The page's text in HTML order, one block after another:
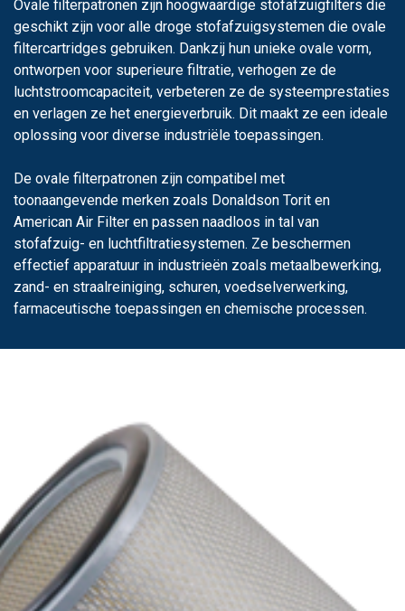
Ovale filterpatronen zijn hoogwaardige stofafzuigfilters die
geschikt zijn voor alle droge stofafzuigsystemen die ovale
filtercartridges gebruiken. Dankzij hun unieke ovale vorm,
ontworpen voor superieure filtratie, verhogen ze de
luchtstroomcapaciteit, verbeteren ze de systeemprestaties
en verlagen ze het energieverbruik. Dit maakt ze een ideale
oplossing voor diverse industriële toepassingen.
De ovale filterpatronen zijn compatibel met
toonaangevende merken zoals Donaldson Torit en
American Air Filter en passen naadloos in tal van
stofafzuig- en luchtfiltratiesystemen. Ze beschermen
effectief apparatuur in industrieën zoals metaalbewerking,
zand- en straalreiniging, schuren, voedselverwerking,
farmaceutische toepassingen en chemische processen.